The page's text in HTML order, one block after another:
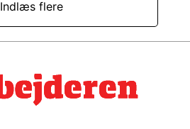
Indlæs flere